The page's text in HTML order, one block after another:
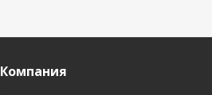
Компания